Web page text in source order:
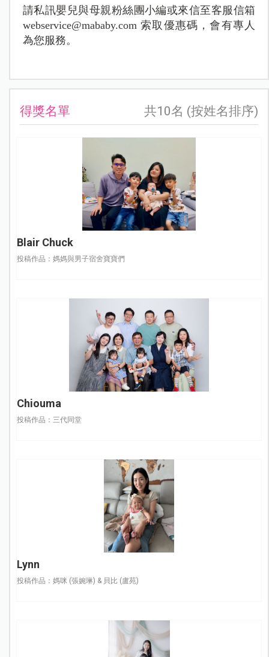
請私訊嬰兒與母親粉絲團小編或來信至客服信箱
webservice@mababy.com 索取優惠碼，會有專人
為您服務。
得獎名單 共10名 (按姓名排序)
Blair Chuck
投稿作品：媽媽與男子宿舍寶寶們
Chiouma
投稿作品：三代同堂
Lynn
投稿作品：媽咪 (張婉琳) & 貝比 (盧苑)